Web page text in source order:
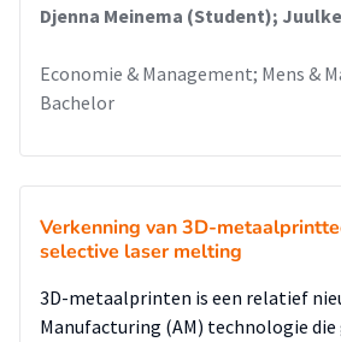
Djenna Meinema (Student);
Economie & Management; Mens &
Bachelor
Verkenning van 3D-
selective laser melting
3D-metaalprinten is een relatief
Manufacturing (AM) technologie